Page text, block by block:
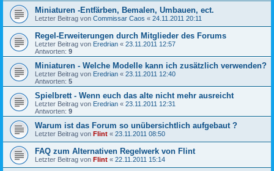
Miniaturen -Entfärben, Bemalen, Umbauen, ect.
Letzter Beitrag von Commissar Caos « 24.11.2011 20:11
Regel-Erweiterungen durch Mitglieder des Forums
Letzter Beitrag von Eredrian « 23.11.2011 12:57
Antworten: 9
Miniaturen - Welche Modelle kann ich zusätzlich verwenden?
Letzter Beitrag von Eredrian « 23.11.2011 12:40
Antworten: 5
Spielbrett - Wenn euch das alte nicht mehr ausreicht
Letzter Beitrag von Eredrian « 23.11.2011 12:31
Antworten: 9
Warum ist das Forum so unübersichtlich aufgebaut ?
Letzter Beitrag von Flint « 23.11.2011 08:50
FAQ zum Alternativen Regelwerk von Flint
Letzter Beitrag von Flint « 22.11.2011 15:14